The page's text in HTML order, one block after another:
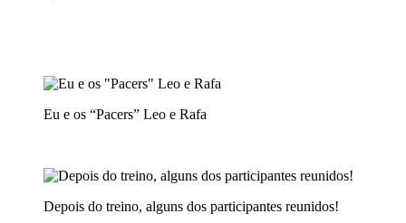
Eu e os “Pacers” Leo e Rafa
Depois do treino, alguns dos participantes reunidos!